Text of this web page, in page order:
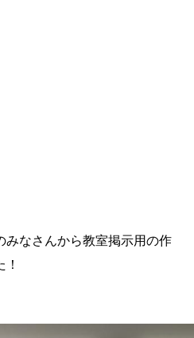
みなさんから教室掲示用の作